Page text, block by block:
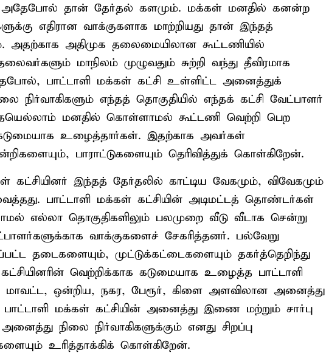
தான் தேர்தல் களமும். மக்கள் மனதில் கனன்ற
எதிரான வாக்குகளாக மாற்றியது தான் இந்தத்
அதற்காக அதிமுக தலைமையிலான கூட்டணியில்
மாநிலம் முழுவதும் சுற்றி வந்து தீவிரமாக
பாட்டாளி மக்கள் கட்சி உள்ளிட்ட அனைத்துக்
நிர்வாகிகளும் எந்தத் தொகுதியில் எந்தக் கட்சி வேட்பாளர்
மனதில் கொள்ளாமல் கூட்டணி வெற்றி பெற
உழைத்தார்கள். இதற்காக அவர்கள்
பாராட்டுகளையும் தெரிவித்துக் கொள்கிறேன்.
கட்சியினர் இந்தத் தேர்தலில் காட்டிய வேகமும், விவேகமும்
பாட்டாளி மக்கள் கட்சியின் அடிமட்டத் தொண்டர்கள்
எல்லா தொகுதிகளிலும் பலமுறை வீடு வீடாக சென்று
வாக்குகளைச் சேகரித்தனர். பல்வேறு
தடைகளையும், முட்டுக்கட்டைகளையும் தகர்த்தெறிந்து
வெற்றிக்காக கடுமையாக உழைத்த பாட்டாளி
மாவட்ட, ஒன்றிய, நகர, பேரூர், கிளை அளவிலான அனைத்து
பாட்டாளி மக்கள் கட்சியின் அனைத்து இணை மற்றும் சார்பு
நிலை நிர்வாகிகளுக்கும் எனது சிறப்பு
உரித்தாக்கிக் கொள்கிறேன்.